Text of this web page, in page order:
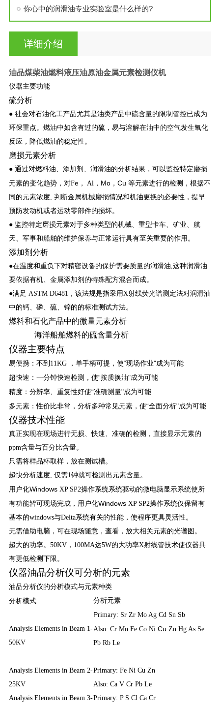
你心中的润滑油专业实验室是什么样的?
详细介绍
油品煤柴油燃料液压油原油金属元素检测仪机
仪器主要功能
硫分析
● 社会对石油化工产品尤其是油类产品中硫含量的限制管控已成为
环保重点。燃油中如含有过的硫，易与溶解在油中的空气发生氧化
反应，降低燃油的稳定性。
磨损元素分析
● 通过对燃料油、添加剂、润滑油的分析结果，可以监控特定磨损
元素的变化趋势，对Fe， Al， Mo， Cu 等元素进行的检测，根据不
同的元素浓度, 判断金属机械磨损情况和机油更换的必要性，提早
预防发动机或者运动零部件的损坏。
● 监控特定磨损元素对于多种类型的机械、重型卡车、矿业、航
天、军事和船舶的维护保养与正常运行具有至关重要的作用。
添加剂分析
●在温度和重负下对精密设备的保护需要质量的润滑油,这种润滑油
要依据有机、金属添加剂的特殊配方混合而成。
●满足 ASTM D6481，该法规是指采用X射线荧光谱测定法对润滑油
中的钙、磷、硫、锌的的标准测试方法。
燃料和石化产品中的微量元素分析
海洋船舶燃料的硫含量分析
仪器主要特点
易便携：不到11KG ，单手柄可提，使“现场作业"成为可能
超快速：一分钟快速检测，使“按质换油"成为可能
精度：分辨率、重复性好使“准确测量"成为可能
多元素：性价比非常，分析多种常见元素，使“全面分析"成为可能
仪器技术性能
真正实现在现场进行无损、快速、准确的检测，直接显示元素的
ppm含量与百分比含量。
只需将样品杯取样，放在测试槽。
超快分析速度, 仅需1钟就可检测出元素含量。
用户化Windows XP SP2操作系统系统驱动的微电脑显示系统使所
有功能皆可现场完成，用户化Windows XP SP2操作系统仅保留有
基本的windows与Delta系统有关的性能，使程序更具灵活性。
无需借助电脑，可在现场随意，查看，放大相关元素的光谱图。
超大的功率。50KV，100MA达5W的大功率X射线管技术使仪器具
有更低检测下限。
仪器油品分析仪可分析的元素
油品分析仪的分析模式与元素种类
分析模式
分析元素
Analysis Elements in Beam 1-
50KV
Primary: Sr Zr Mo Ag Cd Sn Sb
Also: Cr Mn Fe Co Ni Cu Zn Hg As Se
Pb Rb Le
Analysis Elements in Beam 2-
25KV
Primary: Fe Ni Cu Zn
Also: Ca V Cr Pb Le
Analysis Elements in Beam 3-Primary: P S Cl Ca Cr